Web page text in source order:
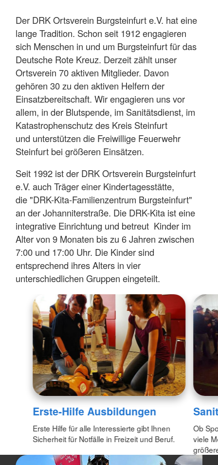
Der DRK Ortsverein Burgsteinfurt e.V. hat eine
lange Tradition. Schon seit 1912 engagieren
sich Menschen in und um Burgsteinfurt für das
Deutsche Rote Kreuz. Derzeit zählt unser
Ortsverein 70 aktiven Mitglieder. Davon
gehören 30 zu den aktiven Helfern der
Einsatzbereitschaft. Wir engagieren uns vor
allem, in der Blutspende, im Sanitätsdienst, im
Katastrophenschutz des Kreis Steinfurt
und unterstützen die Freiwillige Feuerwehr
Steinfurt bei größeren Einsätzen.
Seit 1992 ist der DRK Ortsverein Burgsteinfurt
e.V. auch Träger einer Kindertagesstätte,
die "DRK-Kita-Familienzentrum Burgsteinfurt"
an der Johanniterstraße. Die DRK-Kita ist eine
integrative Einrichtung und betreut Kinder im
Alter von 9 Monaten bis zu 6 Jahren zwischen
7:00 und 17:00 Uhr. Die Kinder sind
entsprechend ihres Alters in vier
unterschiedlichen Gruppen eingeteilt.
Erste-Hilfe Ausbildungen
Erste Hilfe für alle Interessierte gibt Ihnen
Sicherheit für Notfälle in Freizeit und Beruf.
Ob
viele